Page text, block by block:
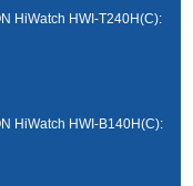
HiWatch HWI-T240H(C):
HiWatch HWI-B140H(C):